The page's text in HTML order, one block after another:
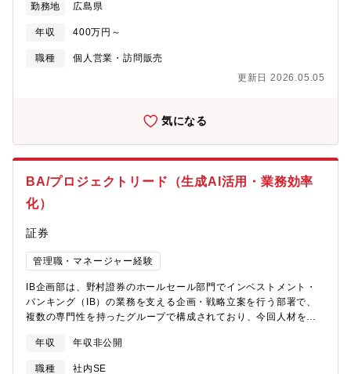
＞・ひろぎんホールディングスではグループ各社のソリューショ
ンを提供し、地域社会、お客さまのあらゆる課題解決に取組み、
地域社会の成長と発展に貢献することを目指しています。・その
中で当社の主な業務として、広島銀行との連携でお客さまの目的
フターフォローを実施することで、顧客の最善の利益に資するよ
勤務地 広島県
年収 400万円～
職種
個人営業・訪問販売
更新日 2026.05.05
気になる
BA/プロジェクトリード（生成AI活用・業務効率
化）
証券
管理職・マネージャー経験
IB企画部は、野村證券のホールセール部門でインベストメント・
バンキング（IB）の業務を支える企画・戦略立案を行う部署で、
複数の専門性を持ったグループで構成されており、今回人材を募
通じて日本IBの業務を支えている。具体的には日本IB内のデジタ
ル・マーケティングの推進、CRM（Salesforce）の追加開発・運
年収 年収非公開
職種 社内SE